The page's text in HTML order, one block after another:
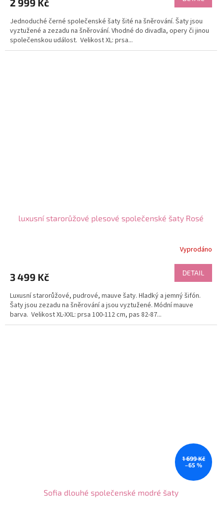
2 999 Kč
Jednoduché černé společenské šaty šité na šněrování. Šaty jsou
vyztužené a zezadu na šněrování. Vhodné do divadla, opery či jinou
společenskou událost. Velikost XL: prsa...
luxusní starorůžové plesové společenské šaty Rosé
Vyprodáno
3 499 Kč DETAIL
Luxusní starorůžové, pudrové, mauve šaty. Hladký a jemný šifón.
Šaty jsou zezadu na šněrování a jsou vyztužené. Módní mauve
barva. Velikost XL-XXL: prsa 100-112 cm, pas 82-87...
1 699 Kč
–65 %
Sofia dlouhé společenské modré šaty